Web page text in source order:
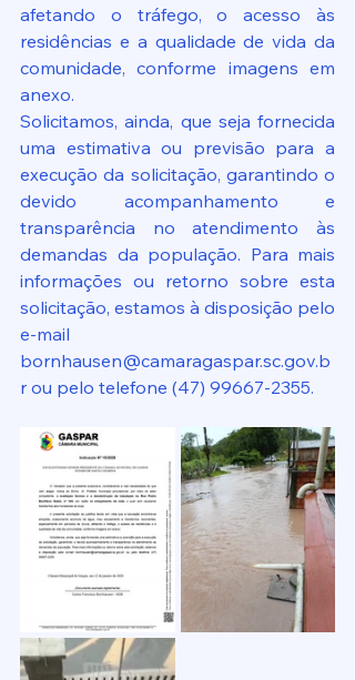
afetando o tráfego, o acesso às
residências e a qualidade de vida da
comunidade, conforme imagens em
anexo.
Solicitamos, ainda, que seja fornecida
uma estimativa ou previsão para a
execução da solicitação, garantindo o
devido acompanhamento e
transparência no atendimento às
demandas da população. Para mais
informações ou retorno sobre esta
solicitação, estamos à disposição pelo
e-mail
bornhausen@camaragaspar.sc.gov.b
r ou pelo telefone (47) 99667-2355.